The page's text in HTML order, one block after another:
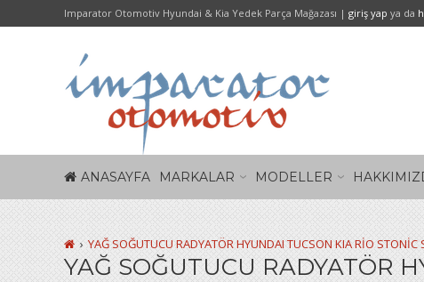
Imparator Otomotiv Hyundai & Kia Yedek Parça Mağazası | giriş yap ya da
ANASAYFA MARKALAR MODELLER
YAĞ SOĞUTUCU RADYATÖR HYUNDAI TUCSON KIA RİO STONİC
YAĞ SOĞUTUCU RADYATÖR